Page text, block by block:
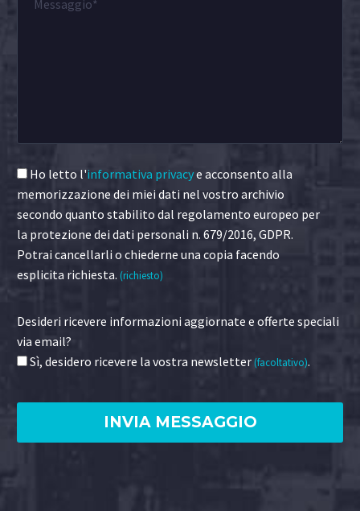
Ho letto l'informativa privacye acconsento alla
memorizzazione dei miei dati nel vostro archivio
secondo quanto stabilito dal regolamento europeo per
la protezione dei dati personali n. 679/2016, GDPR.
Potrai cancellarli o chiederne una copia facendo
esplicita richiesta. (richiesto)
Desideri ricevere informazioni aggiornate e offerte speciali
via email?
Sì, desidero ricevere la vostra newsletter(facoltativo).